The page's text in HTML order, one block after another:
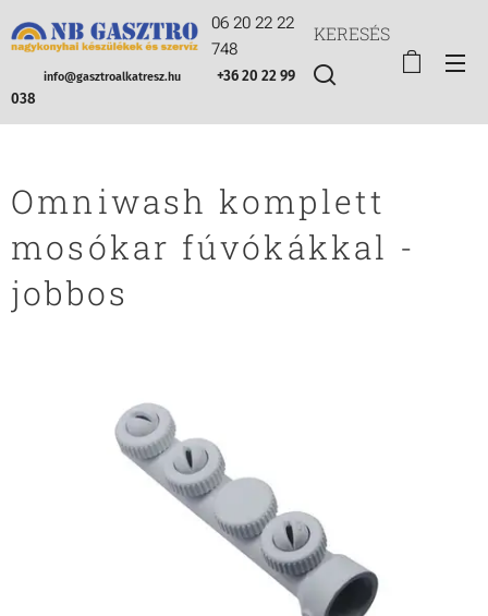
06 20 22 22
748
info@gasztroalkatresz.hu
+36 20 22 99
038
KERESÉS
Omniwash komplett
mosókar fúvókákkal -
jobbos